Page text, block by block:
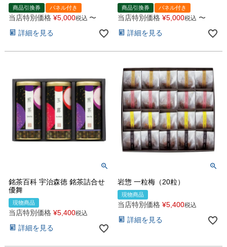
商品引換券 パネル付き
当店特別価格 ¥5,000税込 〜
詳細を見る
商品引換券 パネル付き
当店特別価格 ¥5,000税込 〜
詳細を見る
銘茶百科 宇治森徳 銘茶詰合せ
優舞
現物商品
当店特別価格 ¥5,400税込
詳細を見る
岩惣 一粒梅（20粒）
現物商品
当店特別価格 ¥5,400税込
詳細を見る